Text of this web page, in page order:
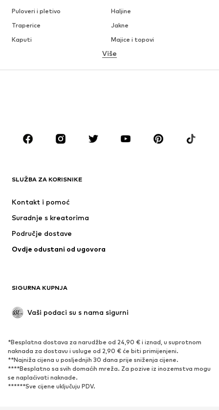
Puloveri i pletivo
Haljine
Traperice
Jakne
Kaputi
Majice i topovi
Donje rublje
Suknje
Bluze i tunike
Dodaci
Premium
Novo
Donje rublje
Kaputi
Posebne prigode
Ekskluzivno
OBUĆA
Novo
Popularno
Tenisice
Više
SLUŽBA ZA KORISNIKE
Kontakt i pomoć
Suradnje s kreatorima
Područje dostave
Ovdje odustani od ugovora
SIGURNA KUPNJA
Vaši podaci su s nama sigurni
*Besplatna dostava za narudžbe od 24,90 € i iznad, u suprotnom
naknada za dostavu i usluge od 2,90 € će biti primijenjeni.
**Najniža cijena u posljednjih 30 dana prije sniženja cijene.
****Besplatno sa svih domaćih mreža. Za pozive iz inozemstva mogu
se naplaćivati ​​naknade.
******Sve cijene uključuju PDV.